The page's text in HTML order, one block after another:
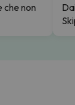
che non